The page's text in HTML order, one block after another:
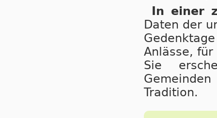
In einer
Daten der
Anlässe,
Sie
Tradition.